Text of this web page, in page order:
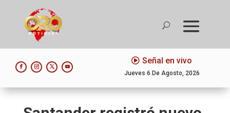
Señal en vivo
Jueves 6 De Agosto, 2026